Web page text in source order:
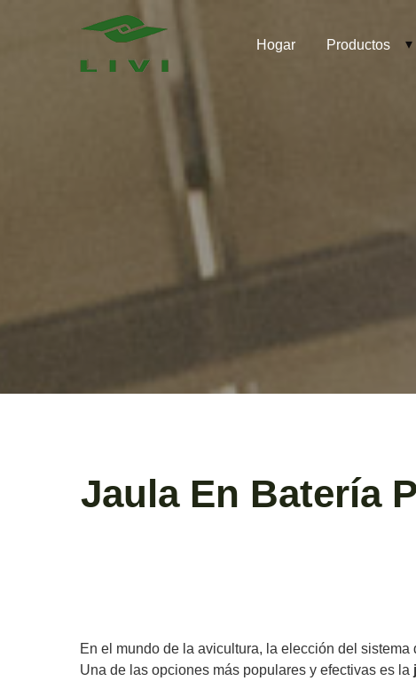
Hogar Productos
Jaula En Batería
En el mundo de la avicultura, la elección del
Una de las opciones más populares y efectivas es la